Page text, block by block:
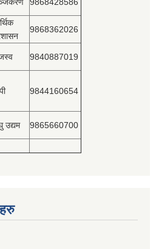
9868362026
9840887019
9844160654
उद्यम 9865660700